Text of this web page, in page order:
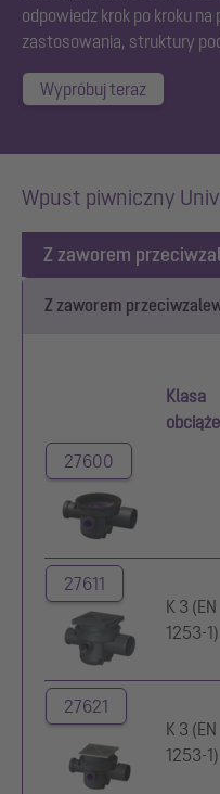
odpowiedz krok po kroku
zastosowania, struktury
Wypróbuj teraz
Wpust piwniczny
Z zaworem
Z zaworem
Klasa
27600
27611
K 3 (EN
1253-1)
27621
K 3 (EN
1253-1)